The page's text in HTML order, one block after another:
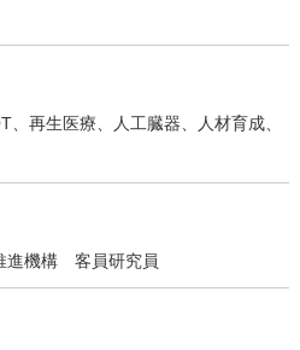
再生医療、人工臓器、人材育成、
進機構 客員研究員